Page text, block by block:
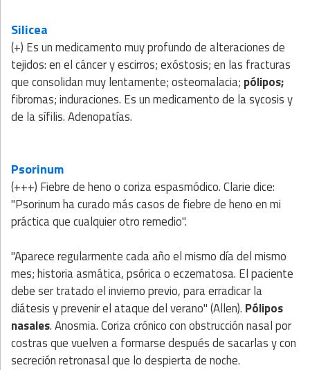
Silicea
(+) Es un medicamento muy profundo de alteraciones de
tejidos: en el cáncer y escirros; exóstosis; en las fracturas
que consolidan muy lentamente; osteomalacia; pólipos;
fibromas; induraciones. Es un medicamento de la sycosis y
de la sífilis. Adenopatías.
Psorinum
(+++) Fiebre de heno o coriza espasmódico. Clarie dice:
"Psorinum ha curado más casos de fiebre de heno en mi
práctica que cualquier otro remedio".
"Aparece regularmente cada año el mismo día del mismo
mes; historia asmática, psórica o eczematosa. El paciente
debe ser tratado el invierno previo, para erradicar la
diátesis y prevenir el ataque del verano" (Allen). Pólipos
nasales. Anosmia. Coriza crónico con obstrucción nasal por
costras que vuelven a formarse después de sacarlas y con
secreción retronasal que lo despierta de noche.